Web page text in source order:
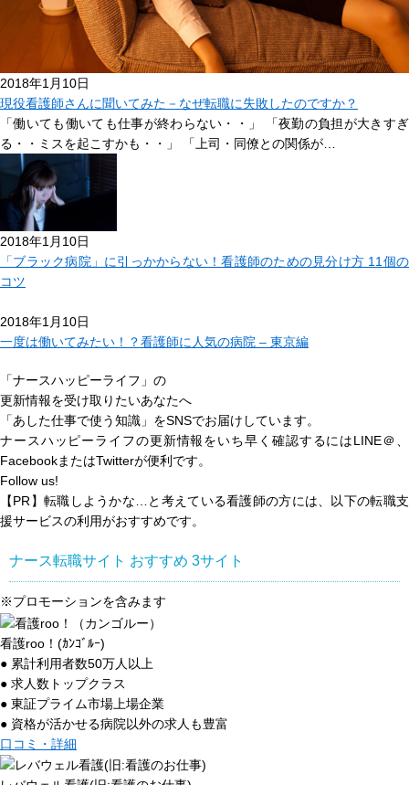
2018年1月10日
現役看護師さんに聞いてみた－なぜ転職に失敗したのですか？
「働いても働いても仕事が終わらない・・」 「夜勤の負担が大きすぎ
る・・ミスを起こすかも・・」 「上司・同僚との関係が…
2018年1月10日
「ブラック病院」に引っかからない！看護師のための見分け方 11個の
コツ
2018年1月10日
一度は働いてみたい！？看護師に人気の病院 – 東京編
「ナースハッピーライフ」の
更新情報を受け取りたいあなたへ
「あした仕事で使う知識」 をSNSでお届けしています。
ナースハッピーライフの更新情報をいち早く確認するにはLINE＠、
FacebookまたはTwitterが便利です。
Follow us!
【PR】転職しようかな…と考えている看護師の方には、以下の転職支
援サービスの利用がおすすめです。
ナース転職サイト おすすめ 3サイト
※プロモーションを含みます
看護roo！(ｶﾝｺﾞﾙｰ)
● 累計利用者数50万人以上
● 求人数トップクラス
● 東証プライム市場上場企業
● 資格が活かせる病院以外の求人も豊富
口コミ・詳細